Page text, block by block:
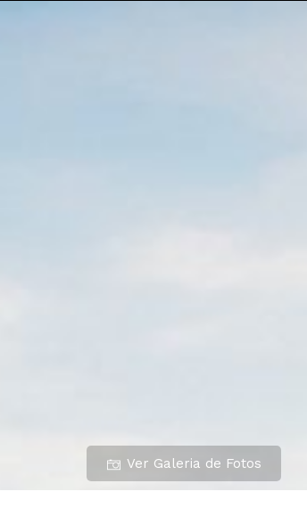
Ver Galeria de Fotos